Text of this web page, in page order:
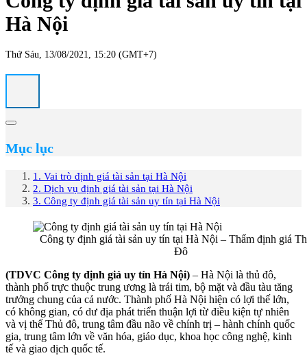
Hà Nội
Thứ Sáu, 13/08/2021, 15:20 (GMT+7)
Mục lục
1. Vai trò định giá tài sản tại Hà Nội
2. Dịch vụ định giá tài sản tại Hà Nội
3. Công ty định giá tài sản uy tín tại Hà Nội
Công ty định giá tài sản uy tín tại Hà Nội – Thẩm định giá
Đô
(TDVC Công ty định giá uy tín Hà Nội) – Hà Nội là thủ đô,
thành phố trực thuộc trung ương là trái tim, bộ mặt và đầu tàu tăng
trưởng chung của cả nước. Thành phố Hà Nội hiện có lợi thế lớn,
có không gian, có dư địa phát triển thuận lợi từ điều kiện tự nhiên
và vị thế Thủ đô, trung tâm đầu não về chính trị – hành chính quốc
gia, trung tâm lớn về văn hóa, giáo dục, khoa học công nghệ, kinh
tế và giao dịch quốc tế.